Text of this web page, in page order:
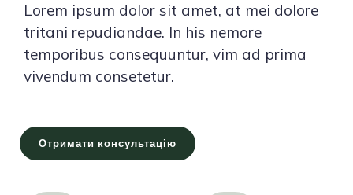
Lorem ipsum dolor sit amet, at mei dolore
tritani repudiandae. In his nemore
temporibus consequuntur, vim ad prima
vivendum consetetur.
Отримати консультацію